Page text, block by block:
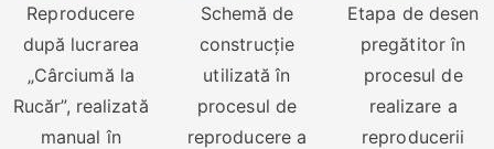
Reproducere
după lucrarea
„Cârciumă la
Rucăr”, realizată
manual în
Schemă de
construcție
utilizată în
procesul de
reproducere a
Etapa de desen
pregătitor în
procesul de
realizare a
reproducerii